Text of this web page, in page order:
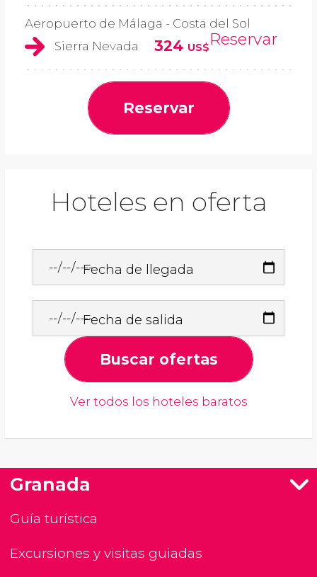
Aeropuerto de Málaga - Costa del Sol
Sierra Nevada
324 US$Reservar
Reservar
Hoteles en oferta
Fecha de llegada
Fecha de salida
Buscar ofertas
Ver todos los hoteles baratos
Granada
Guía turística
Excursiones y visitas guiadas